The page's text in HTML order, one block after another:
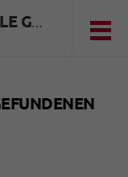
HUBER AUTOMOBILE GMBH